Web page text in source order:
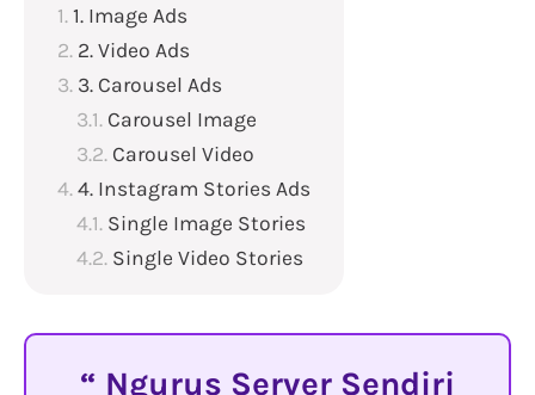
1. Image Ads
2. Video Ads
3. Carousel Ads
Carousel Image
Carousel Video
4. Instagram Stories Ads
Single Image Stories
Single Video Stories
Ngurus Server Sendiri